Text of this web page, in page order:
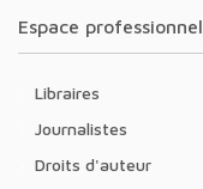
Espace professionnel
Libraires
Journalistes
Droits d'auteur